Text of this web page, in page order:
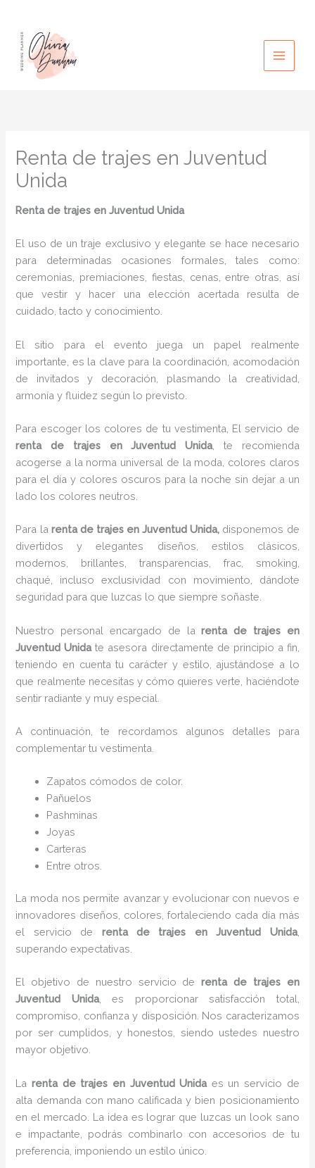
contenido
Renta de trajes en Juventud
Unida
Renta de trajes en Juventud Unida
El uso de un traje exclusivo y elegante se hace necesario
para determinadas ocasiones formales, tales como:
ceremonias, premiaciones, fiestas, cenas, entre otras, así
que vestir y hacer una elección acertada resulta de
cuidado, tacto y conocimiento.
El sitio para el evento juega un papel realmente
importante, es la clave para la coordinación, acomodación
de invitados y decoración, plasmando la creatividad,
armonía y fluidez según lo previsto.
Para escoger los colores de tu vestimenta, El servicio de
renta de trajes en Juventud Unida, te recomienda
acogerse a la norma universal de la moda, colores claros
para el día y colores oscuros para la noche sin dejar a un
lado los colores neutros.
Para la renta de trajes en Juventud Unida, disponemos de
divertidos y elegantes diseños, estilos clásicos,
modernos, brillantes, transparencias, frac, smoking,
chaqué, incluso exclusividad con movimiento, dándote
seguridad para que luzcas lo que siempre soñaste.
Nuestro personal encargado de larenta de trajes en
Juventud Unidate asesora directamente de principio a fin,
teniendo en cuenta tu carácter y estilo, ajustándose a lo
que realmente necesitas y cómo quieres verte, haciéndote
sentir radiante y muy especial.
A continuación, te recordamos algunos detalles para
complementar tu vestimenta.
Zapatos cómodos de color.
Pañuelos
Pashminas
Joyas
Carteras
Entre otros.
La moda nos permite avanzar y evolucionar con nuevos e
innovadores diseños, colores, fortaleciendo cada día más
el servicio de renta de trajes en Juventud Unida,
superando expectativas.
El objetivo de nuestro servicio derenta de trajes
en
Juventud Unida, es proporcionar satisfacción total,
compromiso, confianza y disposición. Nos caracterizamos
por ser cumplidos, y honestos, siendo ustedes nuestro
mayor objetivo.
Larenta de trajes en Juventud Unida es un servicio de
alta demanda con mano calificada y bien posicionamiento
en el mercado. La idea es lograr que luzcas un look sano
e impactante, podrás combinarlo con accesorios de tu
preferencia, imponiendo un estilo único.